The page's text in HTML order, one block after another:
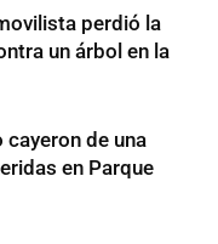
perdió la
un árbol en la
cayeron de una
en Parque